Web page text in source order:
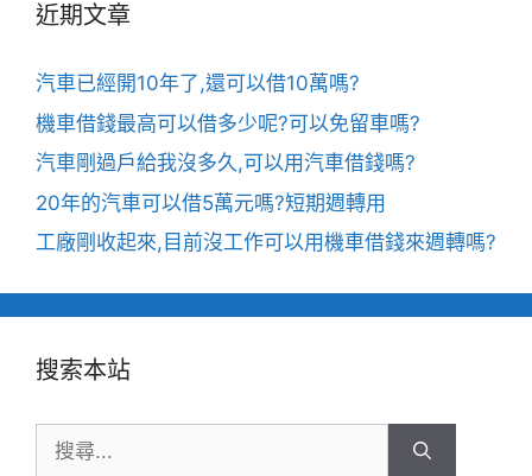
近期文章
汽車已經開10年了,還可以借10萬嗎?
機車借錢最高可以借多少呢?可以免留車嗎?
汽車剛過戶給我沒多久,可以用汽車借錢嗎?
20年的汽車可以借5萬元嗎?短期週轉用
工廠剛收起來,目前沒工作可以用機車借錢來週轉嗎?
搜索本站
尋: